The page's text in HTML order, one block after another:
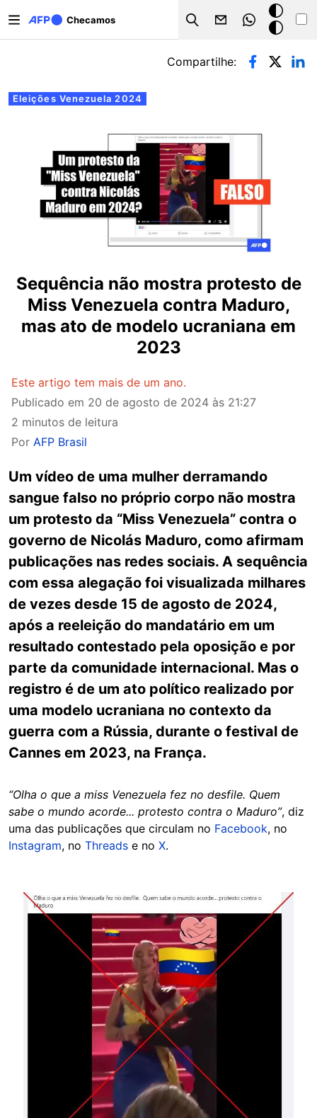
Checamos
Search
Modo
escuro
Abas primárias
Eleições Venezuela 2024
Compartilhe:
Sequência não mostra protesto de
Miss Venezuela contra Maduro,
mas ato de modelo ucraniana em
2023
Este artigo tem mais de um ano.
Publicado em 20 de agosto de 2024 às 21:27
2 minutos de leitura
Por AFP Brasil
Um vídeo de uma mulher derramando
sangue falso no próprio corpo não mostra
um protesto da “Miss Venezuela” contra o
governo de Nicolás Maduro, como afirmam
publicações nas redes sociais. A sequência
com essa alegação foi visualizada milhares
de vezes desde 15 de agosto de 2024,
após a reeleição do mandatário em um
resultado contestado pela oposição e por
parte da comunidade internacional. Mas o
registro é de um ato político realizado por
uma modelo ucraniana no contexto da
guerra com a Rússia, durante o festival de
Cannes em 2023, na França.
“Olha o que a miss Venezuela fez no desfile. Quem
sabe o mundo acorde... protesto contra o Maduro”, diz
uma das publicações que circulam no Facebook, no
Instagram, no Threads e no X.
Image